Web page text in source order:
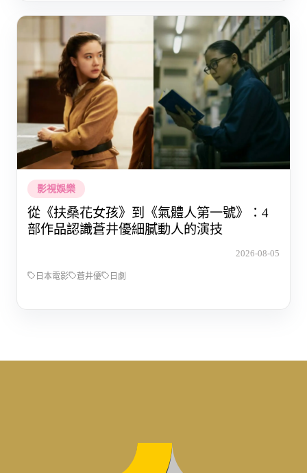
影視娛樂
從《扶桑花女孩》到《氣體人第一號》：4
部作品認識蒼井優細膩動人的演技
2026-08-05
日本電影 蒼井優 日劇